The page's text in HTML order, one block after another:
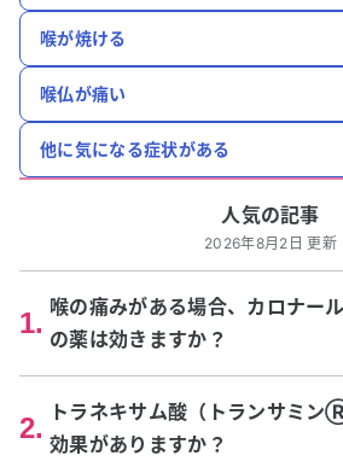
喉が焼ける
喉仏が痛い
他に気になる症状がある
人気の記事
2026年8月2日 更新
1. 喉の痛みがある場合、カロナー
の薬は効きますか？
2. トラネキサム酸（トランサミ
効果がありますか？